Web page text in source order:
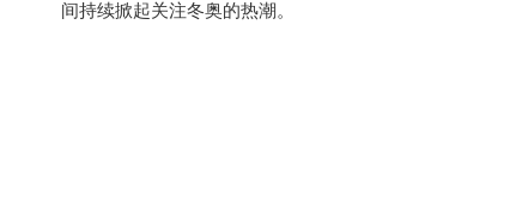
间持续掀起关注冬奥的热潮。